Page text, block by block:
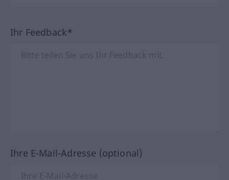
Ihr Feedback*
Ihre E-Mail-Adresse (optional)